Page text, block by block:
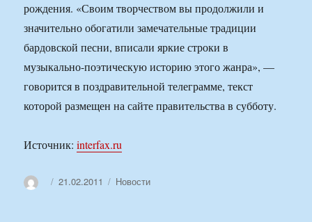
рождения. «Своим творчеством вы продолжили и
значительно обогатили замечательные традиции
бардовской песни, вписали яркие строки в
музыкально-поэтическую историю этого жанра», —
говорится в поздравительной телеграмме, текст
которой размещен на сайте правительства в субботу.
Источник:interfax.ru
АвторОпубликовано
21.02.2011 Рубрики
Новости